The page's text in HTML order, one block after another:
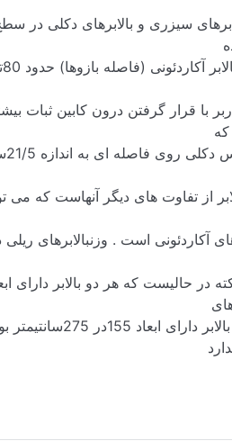
سیزری و بالابرهای دکلی در
آکاردئونی (فاصله بازوها) حدود 80
با قرار گرفتن درون کابین ثبات
دکلی روی فاصله ای به اندازه
21/5
از تفاوت های دیگر آنهاست که
آکاردئونی است . وزنبالابرهای
در حالیست که هر دو بالابر دارای
دارای ابعاد 155در 275سانتیمتر